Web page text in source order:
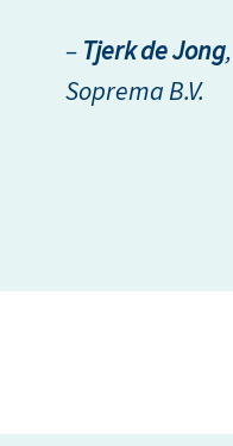
– Tjerk de Jong
Soprema B.V.